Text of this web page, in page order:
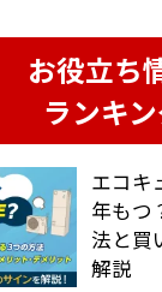
お役立ち
ランキ
エコキ
年もつ
法と買
解説